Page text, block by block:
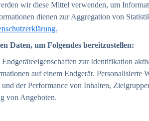
wir diese Mittel verwenden, um
dienen zur Aggregation von
Daten, um Folgendes bereitzustellen:
zur Identifikation
auf einem Endgerät. Personalisierte
der Performance von Inhalten,
von Angeboten.